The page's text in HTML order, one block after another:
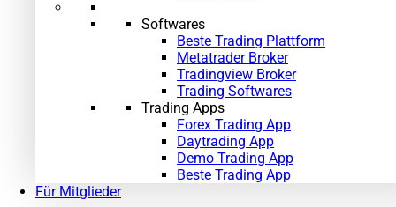
Softwares
Beste Trading Plattform
Metatrader Broker
Tradingview Broker
Trading Softwares
Trading Apps
Forex Trading App
Daytrading App
Demo Trading App
Beste Trading App
Für Mitglieder